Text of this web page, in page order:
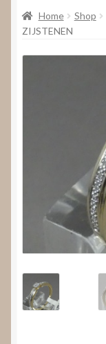
WebShop
Home Shop
ZIJSTENEN